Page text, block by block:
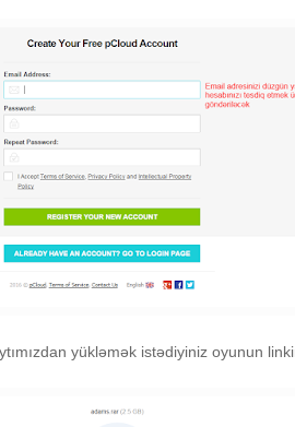
yükləmək istədiyiniz oyunun